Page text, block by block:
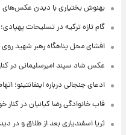
بهنوش بختیاری با دیدن
گام تازه ترکیه در تسلیحات
افشای محل پناهگاه‌ رهبر شهید روی
عکس شاد سپند امیرسلیمانی در
ادعای جنجالی درباره اینفانتینو؛
قاب خانوادگی رضا کیانیان در کنار
ثریا اسفندیاری بعد از طلاق و در